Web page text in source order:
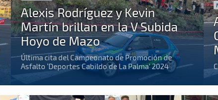
Alexis Rodríguez y Kevin
Martín brillan en la V Subida
Hoyo de Mazo
Última cita del Campeonato de Promoción de
Asfalto ‘Deportes Cabildo de La Palma’ 2024